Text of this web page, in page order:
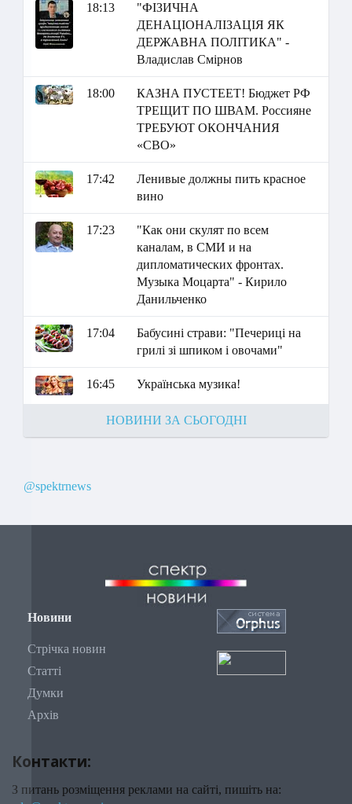
18:13
"ФІЗИЧНА
ДЕНАЦІОНАЛІЗАЦІЯ ЯК
ДЕРЖАВНА ПОЛІТИКА" -
Владислав Смірнов
18:00
КАЗНА ПУСТЕЕТ! Бюджет РФ
ТРЕЩИТ ПО ШВАМ. Россияне
ТРЕБУЮТ ОКОНЧАНИЯ
«СВО»
17:42
Ленивые должны пить красное
вино
17:23
"Как они скулят по всем
каналам, в СМИ и на
дипломатических фронтах.
Музыка Моцарта" - Кирило
Данильченко
17:04
Бабусині страви: "Печериці на
грилі зі шпиком і овочами"
16:45 Українська музика!
НОВИНИ ЗА СЬОГОДНІ
@spektrnews
Новини
Стрічка новин
Статті
Думки
Архів
Контакти:
З питань розміщення реклами на сайті, пишіть на: